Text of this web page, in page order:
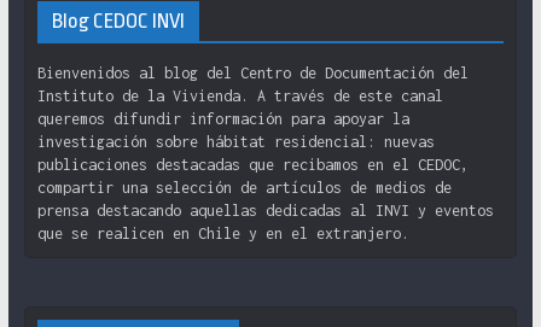
Blog CEDOC INVI
Bienvenidos al blog del Centro de Documentación del
Instituto de la Vivienda. A través de este canal
queremos difundir información para apoyar la
investigación sobre hábitat residencial: nuevas
publicaciones destacadas que recibamos en el CEDOC,
compartir una selección de artículos de medios de
prensa destacando aquellas dedicadas al INVI y eventos
que se realicen en Chile y en el extranjero.